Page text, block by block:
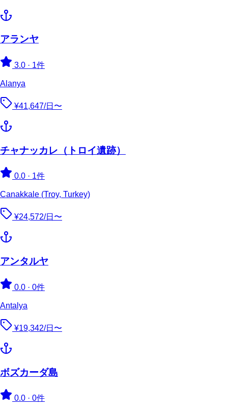
アランヤ
3.0 · 1件
Alanya
¥41,647/日〜
チャナッカレ（トロイ遺跡）
0.0 · 1件
Canakkale (Troy, Turkey)
¥24,572/日〜
アンタルヤ
0.0 · 0件
Antalya
¥19,342/日〜
ボズカーダ島
0.0 · 0件